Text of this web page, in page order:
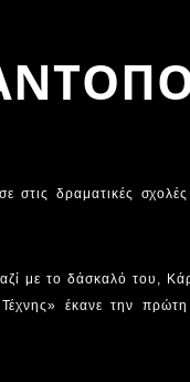
στις δραματικές
με το δάσκαλό του,
έκανε την πρώτη